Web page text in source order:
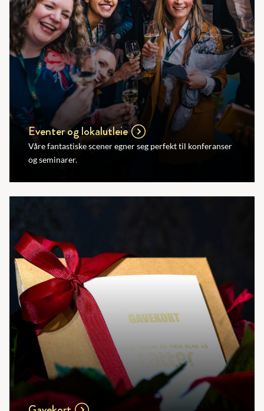
Eventer og lokalutleie
Våre fantastiske scener egner seg perfekt til konferanser
og seminarer.